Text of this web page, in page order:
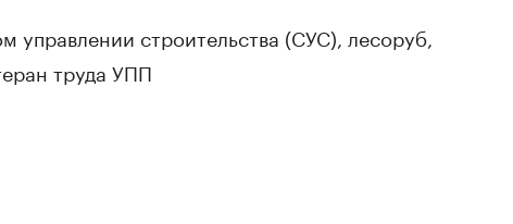
управлении строительства (СУС), лесоруб,
труда УПП